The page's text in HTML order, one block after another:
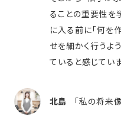
ることの重要性を
に入る前に「何を
せを細かく行うよ
ていると感じていま
北島 「私の将来